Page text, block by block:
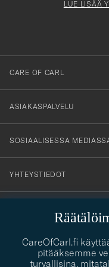
CareOfCarl.fi
pitääksemme
turvallisina,
dig
till
vårt
nyhetsbrev!
LUE LISÄÄ
CARE OF CARL
ASIAKASPALVELU
SOSIAALISESSA
YHTEYSTIEDOT
PUKEUTUMISNEUVONTA
Kaipaatko apua oman
mielellämme!